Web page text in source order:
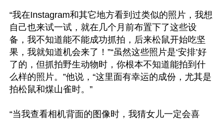
“我在Instagram和其它地方看到过类似的照片，我想
自己也来试一试，就在几个月前布置下了这些设
备，我不知道能不能成功抓拍，后来松鼠开始吃坚
果，我就知道机会来了！”“虽然这些照片是‘安排’好
了的，但抓拍野生动物时，你根本不知道能拍到什
么样的照片。”他说，“这里面有幸运的成份，尤其是
拍松鼠和煤山雀时。”
“当我查看相机背面的图像时，我猜女儿一定会喜